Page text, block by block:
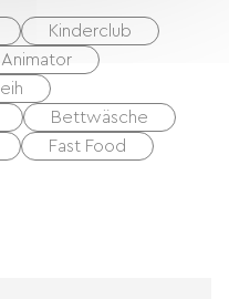
Kinderclub
Bettwäsche
Fast Food